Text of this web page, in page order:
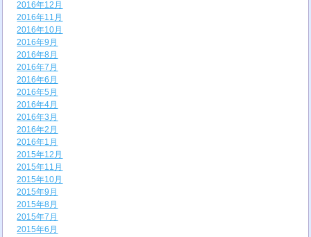
2016年12月
2016年11月
2016年10月
2016年9月
2016年8月
2016年7月
2016年6月
2016年5月
2016年4月
2016年3月
2016年2月
2016年1月
2015年12月
2015年11月
2015年10月
2015年9月
2015年8月
2015年7月
2015年6月